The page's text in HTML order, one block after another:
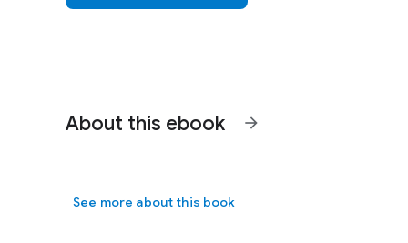
About this ebook arrow_forward
See more about this book